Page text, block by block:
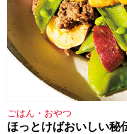
ごはん・おやつ
ほっとけばおいしい秘